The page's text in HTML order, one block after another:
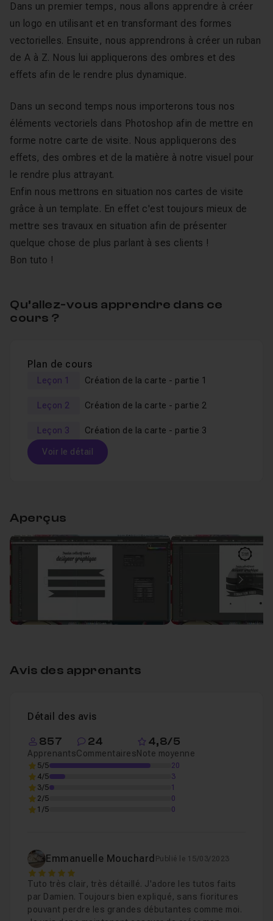
Dans un premier temps, nous allons apprendre à créer
un logo en utilisant et en transformant des formes
vectorielles. Ensuite, nous apprendrons à créer un ruban
de A à Z. Nous lui appliquerons des ombres et des
effets afin de le rendre plus dynamique.
Dans un second temps nous importerons tous nos
éléments vectoriels dans Photoshop afin de mettre en
forme notre carte de visite. Nous appliquerons des
effets, des ombres et de la matière à notre visuel pour
le rendre plus attrayant.
Enfin nous mettrons en situation nos cartes de visite
grâce à un template. En effet c'est toujours mieux de
mettre ses travaux en situation afin de présenter
quelque chose de plus parlant à ses clients !
Bon tuto !
Qu’allez-vous apprendre dans ce
cours ?
Plan de cours
Leçon 1 Création de la carte - partie 1
Leçon 2 Création de la carte - partie 2
Leçon 3 Création de la carte - partie 3
Voir le détail
Création de la carte - partie 2 20m45
21m30
Aperçus
Avis des apprenants
Détail des avis
857
Apprenants
24
Commentaires
4,8/5
Note moyenne
5/5
20
4/5
3
3/5
1
2/5
0
1/5
0
Emmanuelle Mouchard Publié le 15/03/2023
5
Tuto très clair, très détaillé. J'adore les tutos faits
par Damien. Toujours bien expliqué, sans fioritures
pouvant perdre les grandes débutantes comme moi.